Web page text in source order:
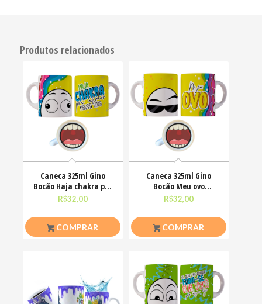
Produtos relacionados
Caneca 325ml Gino
Bocão Haja chakra pra
alinha nessa vida
R$32,00
COMPRAR
Caneca 325ml Gino
Bocão Meu ovo
Engraçadas Meme
R$32,00
COMPRAR